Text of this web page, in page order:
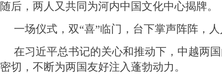
随后，两人又共同为河内中国文化中心揭牌。
一场仪式，双“喜”临门，台下掌声阵阵，
在习近平总书记的关心和推动下，中越两
密切，不断为两国友好注入蓬勃动力。